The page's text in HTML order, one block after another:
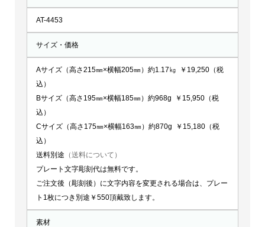
AT-4453
サイズ・価格
Aサイズ（高さ215㎜×横幅205㎜）約1.17㎏ ￥19,250（税
込）
Bサイズ（高さ195㎜×横幅185㎜）約968g ￥15,950（税
込）
Cサイズ（高さ175㎜×横幅163㎜）約870g ￥15,180（税
込）
送料別途 （送料について）
プレート文字彫刻代は無料です。
ご注文後（彫刻後）に文字内容を変更される場合は、プレー
ト1枚につき別途￥550頂戴致します。
素材